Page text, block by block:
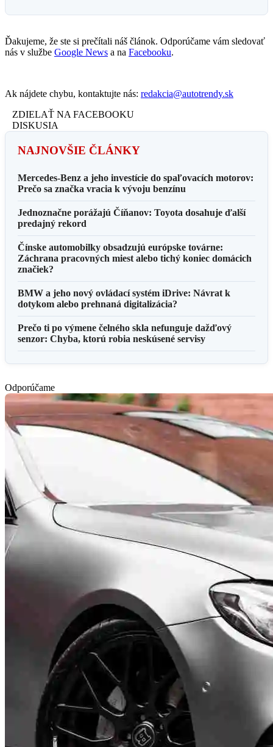
Ďakujeme, že ste si prečítali náš článok. Odporúčame vám sledovať
nás v službe Google News a na Facebooku.
Ak nájdete chybu, kontaktujte nás: redakcia@autotrendy.sk
ZDIELAŤ NA FACEBOOKU
DISKUSIA
NAJNOVŠIE ČLÁNKY
Mercedes-Benz a jeho investície do spaľovacích motorov:
Prečo sa značka vracia k vývoju benzínu
Jednoznačne porážajú Číňanov: Toyota dosahuje ďalší
predajný rekord
Čínske automobilky obsadzujú európske továrne:
Záchrana pracovných miest alebo tichý koniec domácich
značiek?
BMW a jeho nový ovládací systém iDrive: Návrat k
dotykom alebo prehnaná digitalizácia?
Prečo ti po výmene čelného skla nefunguje dažďový
senzor: Chyba, ktorú robia neskúsené servisy
Odporúčame